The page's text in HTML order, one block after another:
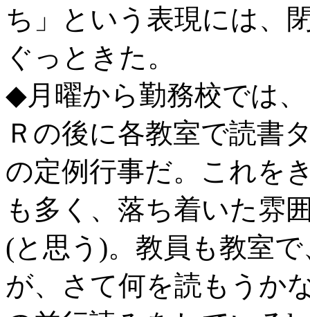
ち」という表現には、
ぐっときた。
◆月曜から勤務校では
Ｒの後に各教室で読書
の定例行事だ。これを
も多く、落ち着いた雰
(と思う)。教員も教室
が、さて何を読もうか